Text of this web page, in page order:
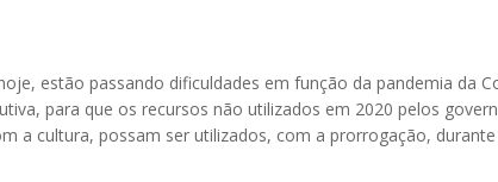
estão passando dificuldades em função da pandemia da
para que os recursos não utilizados em 2020 pelos
a cultura, possam ser utilizados, com a prorrogação, durante